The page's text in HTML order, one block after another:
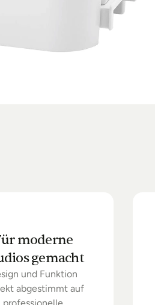
moderne
gemacht
und Funktion
abgestimmt auf